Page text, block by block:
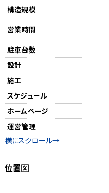
構造規模
営業時間
駐車台数
設計
施工
スケジュール
ホームページ
運営管理
位置図